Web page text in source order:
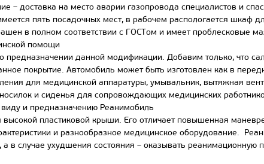
– доставка на место аварии газопровода специалистов и
пять посадочных мест, в рабочем распологается шкаф
в полном соответствии с ГОСТом и имеет проблесковые
помощи
данной модификации. Добавим только, что
покрытие. Автомобиль может быть изготовлен как в
для медицинской аппаратуры, умывальник, вытяжная
и сиденья для сопровождающих медицинских
и предназначению Реанимобиль
пластиковой крыши. Его отличает повышенная
и разнообразное медицинское оборудование.
в случае ухудшения состояния – оказывать реанимационную